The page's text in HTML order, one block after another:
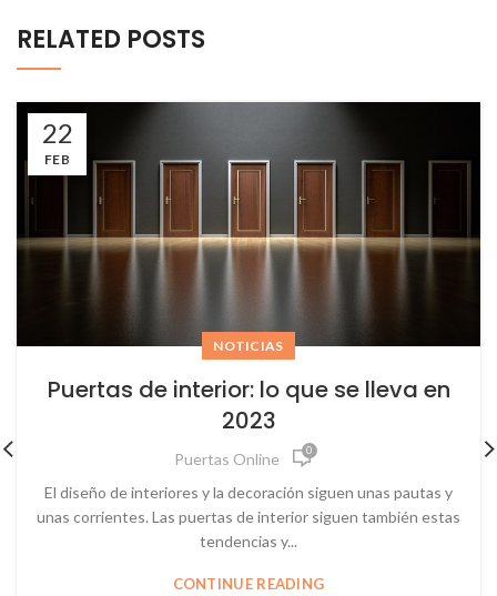
RELATED POSTS
22
FEB
NOTICIAS
Puertas de interior: lo que se lleva en
2023
Puertas Online 0
El diseño de interiores y la decoración siguen unas pautas y
unas corrientes. Las puertas de interior siguen también estas
tendencias y...
CONTINUE READING